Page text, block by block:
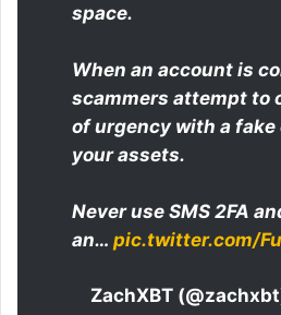
space.
When an account is
scammers attempt to
of urgency with a fake
your assets.
Never use SMS 2FA
an… pic.twitter.com/